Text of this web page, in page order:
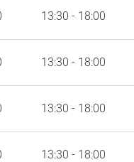
13:30 - 18:00
13:30 - 18:00
13:30 - 18:00
13:30 - 18:00